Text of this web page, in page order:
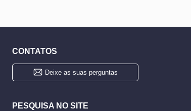
CONTATOS
Deixe as suas perguntas
PESQUISA NO SITE